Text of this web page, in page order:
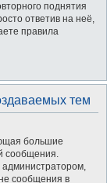
поднятия
ответив на неё,
правила
тем
большие
сообщения.
администратором,
сообщения в